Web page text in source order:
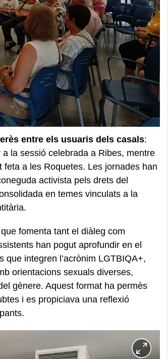
entre els usuaris dels casals:
la sessió celebrada a Ribes, mentre
feta a les Roquetes. Les jornades han
activista pels drets del
en temes vinculats a la
que fomenta tant el diàleg com
han pogut aprofundir en el
integren l’acrònim LGTBIQA+,
orientacions sexuals diverses,
gènere. Aquest format ha permès
i es propiciava una reflexió